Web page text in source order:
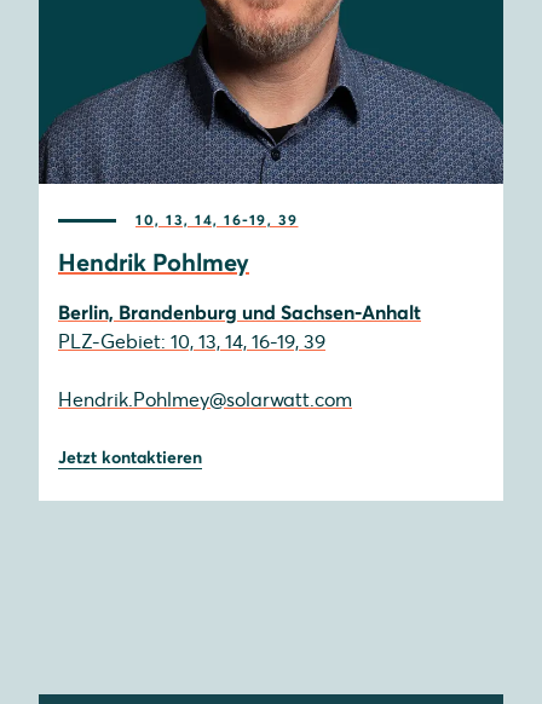
10, 13, 14, 16-19, 39
Hendrik Pohlmey
Berlin, Brandenburg und Sachsen-Anhalt
PLZ-Gebiet: 10, 13, 14, 16-19, 39
Hendrik.Pohlmey@solarwatt.com
Jetzt kontaktieren